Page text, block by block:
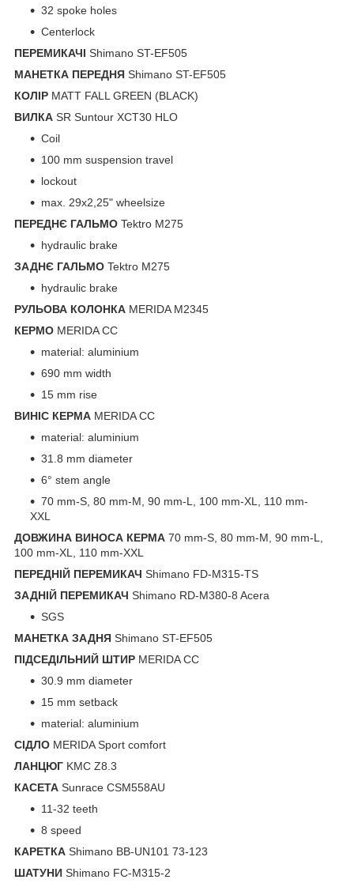
32 spoke holes
Centerlock
ПЕРЕМИКАЧІ Shimano ST-EF505
МАНЕТКА ПЕРЕДНЯ Shimano ST-EF505
КОЛІР MATT FALL GREEN (BLACK)
ВИЛКА SR Suntour XCT30 HLO
Coil
100 mm suspension travel
lockout
max. 29x2,25" wheelsize
ПЕРЕДНЄ ГАЛЬМО Tektro M275
hydraulic brake
ЗАДНЄ ГАЛЬМО Tektro M275
hydraulic brake
РУЛЬОВА КОЛОНКА MERIDA M2345
КЕРМО MERIDA CC
material: aluminium
690 mm width
15 mm rise
ВИНІС КЕРМА MERIDA CC
material: aluminium
31.8 mm diameter
6° stem angle
70 mm-S, 80 mm-M, 90 mm-L, 100 mm-XL, 110 mm-
XXL
ДОВЖИНА ВИНОСА КЕРМА 70 mm-S, 80 mm-M, 90 mm-L,
100 mm-XL, 110 mm-XXL
ПЕРЕДНІЙ ПЕРЕМИКАЧ Shimano FD-M315-TS
ЗАДНІЙ ПЕРЕМИКАЧ Shimano RD-M380-8 Acera
SGS
МАНЕТКА ЗАДНЯ Shimano ST-EF505
ПІДСЕДІЛЬНИЙ ШТИР MERIDA CC
30.9 mm diameter
15 mm setback
material: aluminium
СІДЛО MERIDA Sport comfort
ЛАНЦЮГ KMC Z8.3
КАСЕТА Sunrace CSM558AU
11-32 teeth
8 speed
КАРЕТКА Shimano BB-UN101 73-123
ШАТУНИ Shimano FC-M315-2